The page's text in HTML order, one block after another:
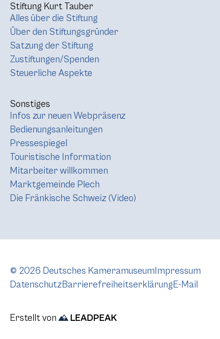
Stiftung Kurt Tauber
Alles über die Stiftung
Über den Stiftungsgründer
Satzung der Stiftung
Zustiftungen/Spenden
Steuerliche Aspekte
Sonstiges
Infos zur neuen Webpräsenz
Bedienungsanleitungen
Pressespiegel
Touristische Information
Mitarbeiter willkommen
Marktgemeinde Plech
Die Fränkische Schweiz (Video)
© 2026 Deutsches KameramuseumImpressum
DatenschutzBarrierefreiheitserklärungE-Mail
Erstellt von LEADPEAK